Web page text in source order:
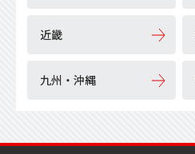
近畿
九州・沖縄